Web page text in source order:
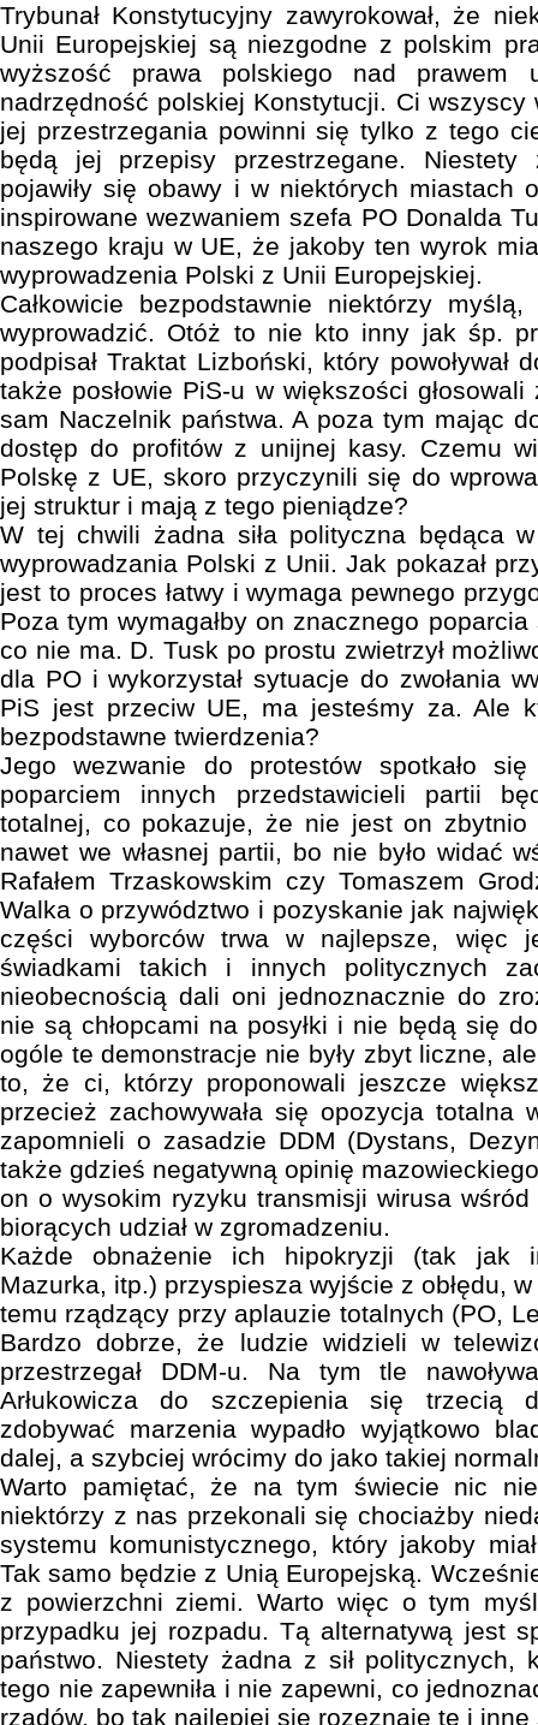
Trybunał Konstytucyjny zawyrokował, że
Unii Europejskiej są niezgodne z polskim
wyższość prawa polskiego nad prawem
nadrzędność polskiej Konstytucji. Ci
jej przestrzegania powinni się tylko z tego
będą jej przepisy przestrzegane. Niestety
pojawiły się obawy i w niektórych miastach
inspirowane wezwaniem szefa PO Donalda
naszego kraju w UE, że jakoby ten wyrok
wyprowadzenia Polski z Unii Europejskiej.
Całkowicie bezpodstawnie niektórzy
wyprowadzić. Otóż to nie kto inny jak śp.
podpisał Traktat Lizboński, który powoływał
także posłowie PiS-u w większości
sam Naczelnik państwa. A poza tym mając
dostęp do profitów z unijnej kasy. Czemu
Polskę z UE, skoro przyczynili się do
jej struktur i mają z tego pieniądze?
W tej chwili żadna siła polityczna będąca
wyprowadzania Polski z Unii. Jak pokazał
jest to proces łatwy i wymaga pewnego
Poza tym wymagałby on znacznego
co nie ma. D. Tusk po prostu zwietrzył
dla PO i wykorzystał sytuacje do zwołania
PiS jest przeciw UE, ma jesteśmy za. Ale
bezpodstawne twierdzenia?
Jego wezwanie do protestów spotkało
poparciem innych przedstawicieli partii
totalnej, co pokazuje, że nie jest on zbytnio
nawet we własnej partii, bo nie było widać
Rafałem Trzaskowskim czy Tomaszem
Walka o przywództwo i pozyskanie jak
części wyborców trwa w najlepsze, więc
świadkami takich i innych politycznych
nieobecnością dali oni jednoznacznie do
nie są chłopcami na posyłki i nie będą się
ogóle te demonstracje nie były zbyt liczne,
to, że ci, którzy proponowali jeszcze
przecież zachowywała się opozycja totalna
zapomnieli o zasadzie DDM (Dystans,
także gdzieś negatywną opinię
on o wysokim ryzyku transmisji wirusa
biorących udział w zgromadzeniu.
Każde obnażenie ich hipokryzji (tak jak
Mazurka, itp.) przyspiesza wyjście z obłędu,
temu rządzący przy aplauzie totalnych (PO,
Bardzo dobrze, że ludzie widzieli w
przestrzegał DDM-u. Na tym tle
Arłukowicza do szczepienia się trzecią
zdobywać marzenia wypadło wyjątkowo
dalej, a szybciej wrócimy do jako takiej
Warto pamiętać, że na tym świecie nic
niektórzy z nas przekonali się chociażby
systemu komunistycznego, który jakoby
Tak samo będzie z Unią Europejską.
z powierzchni ziemi. Warto więc o tym
przypadku jej rozpadu. Tą alternatywą jest
państwo. Niestety żadna z sił politycznych,
tego nie zapewniła i nie zapewni, co
rządów, bo tak najlepiej się rozeznaje te i inne